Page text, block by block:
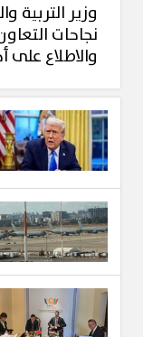
وزير التربية
نجاحات
والاطلاع على